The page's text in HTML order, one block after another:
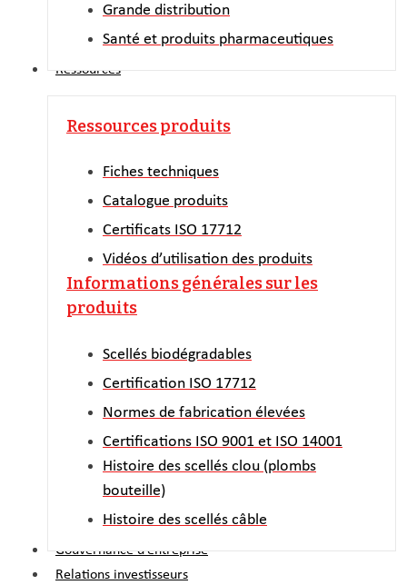
Grande distribution
Santé et produits pharmaceutiques
Ressources
Ressources produits
Fiches techniques
Catalogue produits
Certificats ISO 17712
Vidéos d’utilisation des produits
Informations générales sur les
produits
Scellés biodégradables
Certification ISO 17712
Normes de fabrication élevées
Certifications ISO 9001 et ISO 14001
Histoire des scellés clou (plombs
bouteille)
Histoire des scellés câble
Gouvernance d’entreprise
Relations investisseurs